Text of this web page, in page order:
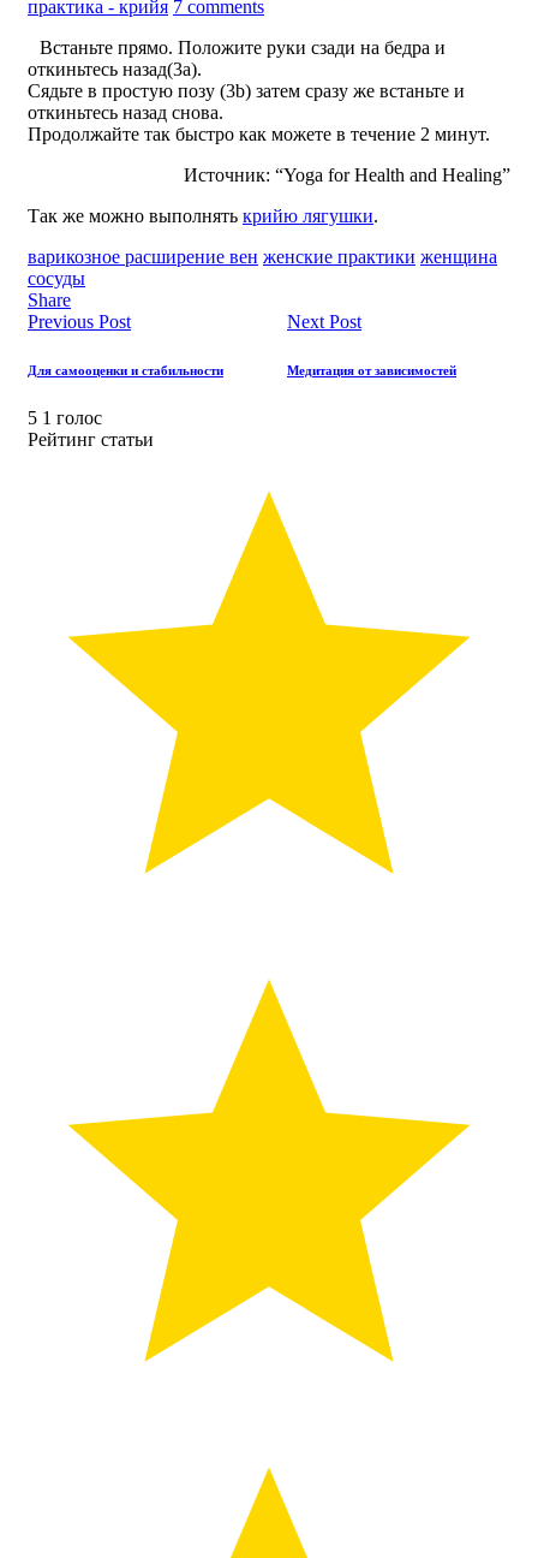
практика - крийя 7 comments
Встаньте прямо. Положите руки сзади на бедра и
откиньтесь назад(3а).
Сядьте в простую позу (3b) затем сразу же встаньте и
откиньтесь назад снова.
Продолжайте так быстро как можете в течение 2 минут.
Источник: “Yoga for Health and Healing”
Так же можно выполнять крийю лягушки.
варикозное расширение вен женские практики женщина
сосуды
Share
Previous Post
Для самооценки и стабильности
Next Post
Медитация от зависимостей
5 1 голос
Рейтинг статьи